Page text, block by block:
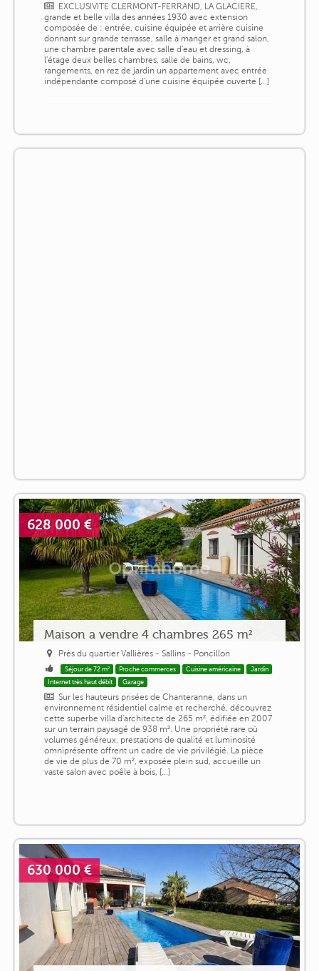
EXCLUSIVITE CLERMONT-FERRAND, LA GLACIERE,
grande et belle villa des années 1930 avec extension
composée de : entrée, cuisine équipée et arrière cuisine
donnant sur grande terrasse, salle à manger et grand salon,
une chambre parentale avec salle d'eau et dressing, à
l'étage deux belles chambres, salle de bains, wc,
rangements, en rez de jardin un appartement avec entrée
indépendante composé d'une cuisine équipée ouverte [...]
628 000 €
Maison a vendre 4 chambres 265 m²
Près du quartier Vallières - Sallins - Poncillon
Séjour de 72 m² Proche commerces Cuisine américaine
Jardin
Internet très haut débit
Garage
Sur les hauteurs prisées de Chanteranne, dans un
environnement résidentiel calme et recherché, découvrez
cette superbe villa d'architecte de 265 m², édifiée en 2007
sur un terrain paysagé de 938 m². Une propriété rare où
volumes généreux, prestations de qualité et luminosité
omniprésente offrent un cadre de vie privilégié. La pièce
de vie de plus de 70 m², exposée plein sud, accueille un
vaste salon avec poêle à bois, [...]
630 000 €